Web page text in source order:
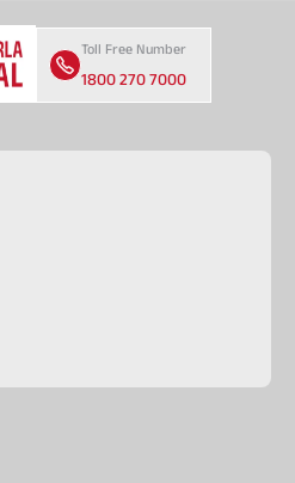
Toll Free Number
1800 270 7000